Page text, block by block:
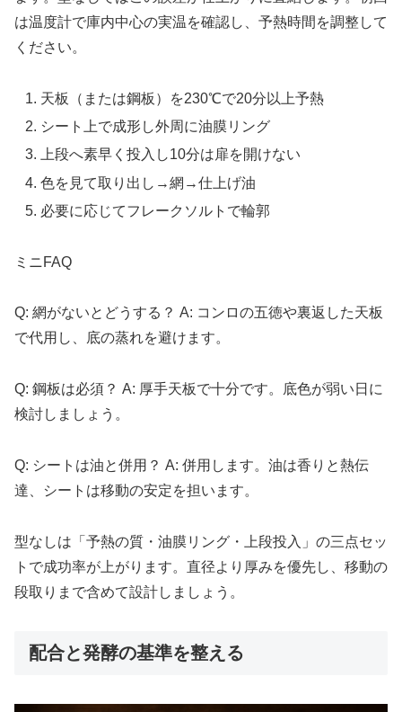
は温度計で庫内中心の実温を確認し、予熱時間を調整して
ください。
天板（または鋼板）を230℃で20分以上予熱
シート上で成形し外周に油膜リング
上段へ素早く投入し10分は扉を開けない
色を見て取り出し→網→仕上げ油
必要に応じてフレークソルトで輪郭
ミニFAQ
Q: 網がないとどうする？ A: コンロの五徳や裏返した天板
で代用し、底の蒸れを避けます。
Q: 鋼板は必須？ A: 厚手天板で十分です。底色が弱い日に
検討しましょう。
Q: シートは油と併用？ A: 併用します。油は香りと熱伝
達、シートは移動の安定を担います。
型なしは「予熱の質・油膜リング・上段投入」の三点セッ
トで成功率が上がります。直径より厚みを優先し、移動の
段取りまで含めて設計しましょう。
配合と発酵の基準を整える